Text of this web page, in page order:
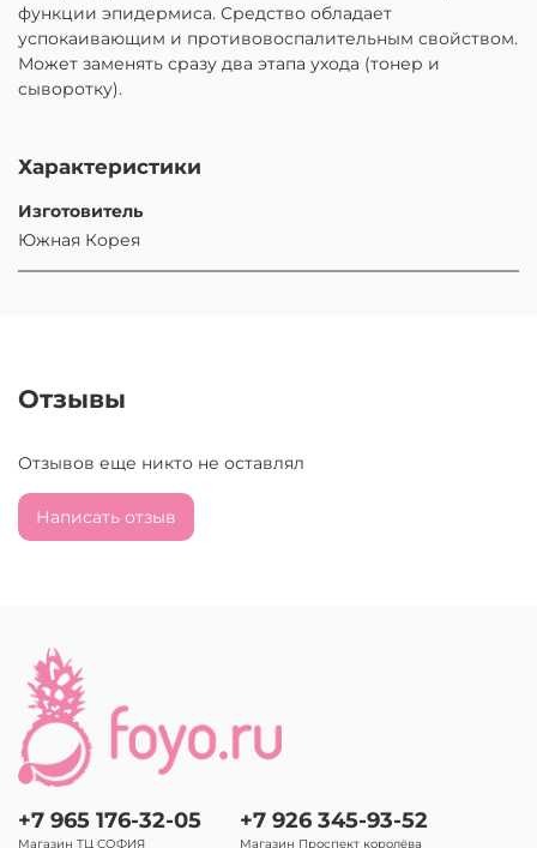
функции эпидермиса. Средство обладает
успокаивающим и противовоспалительным свойством.
Может заменять сразу два этапа ухода (тонер и
сыворотку).
Характеристики
Изготовитель
Южная Корея
Отзывы
Отзывов еще никто не оставлял
Написать отзыв
+7 965 176-32-05
Магазин ТЦ СОФИЯ
+7 926 345-93-52
Магазин Проспект королёва